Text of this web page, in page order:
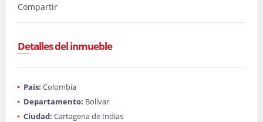
Compartir
Detalles del inmueble
País: Colombia
Departamento: Bolívar
Ciudad: Cartagena de Indias